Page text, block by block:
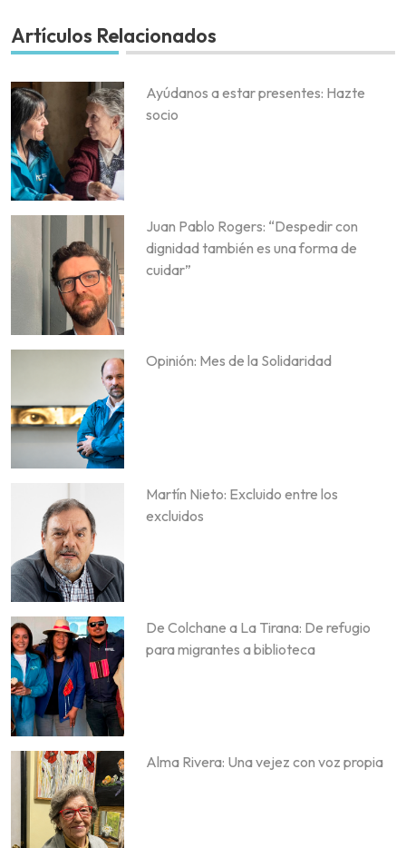
Artículos Relacionados
Ayúdanos a estar presentes: Hazte
socio
Juan Pablo Rogers: “Despedir con
dignidad también es una forma de
cuidar”
Opinión: Mes de la Solidaridad
Martín Nieto: Excluido entre los
excluidos
De Colchane a La Tirana: De refugio
para migrantes a biblioteca
Alma Rivera: Una vejez con voz propia